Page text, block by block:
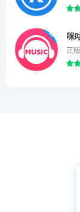
咪
正